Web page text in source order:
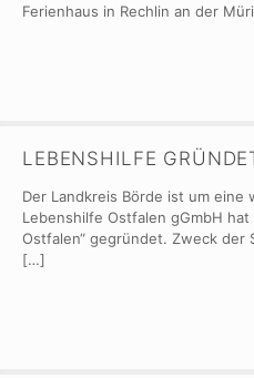
Ferienhaus in Rechlin an der
LEBENSHILFE
Der Landkreis Börde ist um
Lebenshilfe Ostfalen gGmbH
Ostfalen“ gegründet. Zweck
[…]